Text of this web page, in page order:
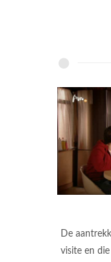
De
visite en